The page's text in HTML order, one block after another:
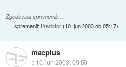
Zgodovina sprememb…
spremenil: Predator(10. jun 2003 ob 05:17)
macplus
:: 10. jun 2003, 09:59